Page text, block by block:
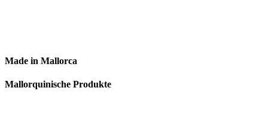
Made in Mallorca
Mallorquinische Produkte